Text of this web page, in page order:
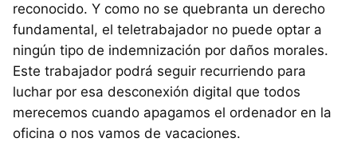
reconocido. Y como no se quebranta un derecho
fundamental, el teletrabajador no puede optar a
ningún tipo de indemnización por daños morales.
Este trabajador podrá seguir recurriendo para
luchar por esa desconexión digital que todos
merecemos cuando apagamos el ordenador en la
oficina o nos vamos de vacaciones.